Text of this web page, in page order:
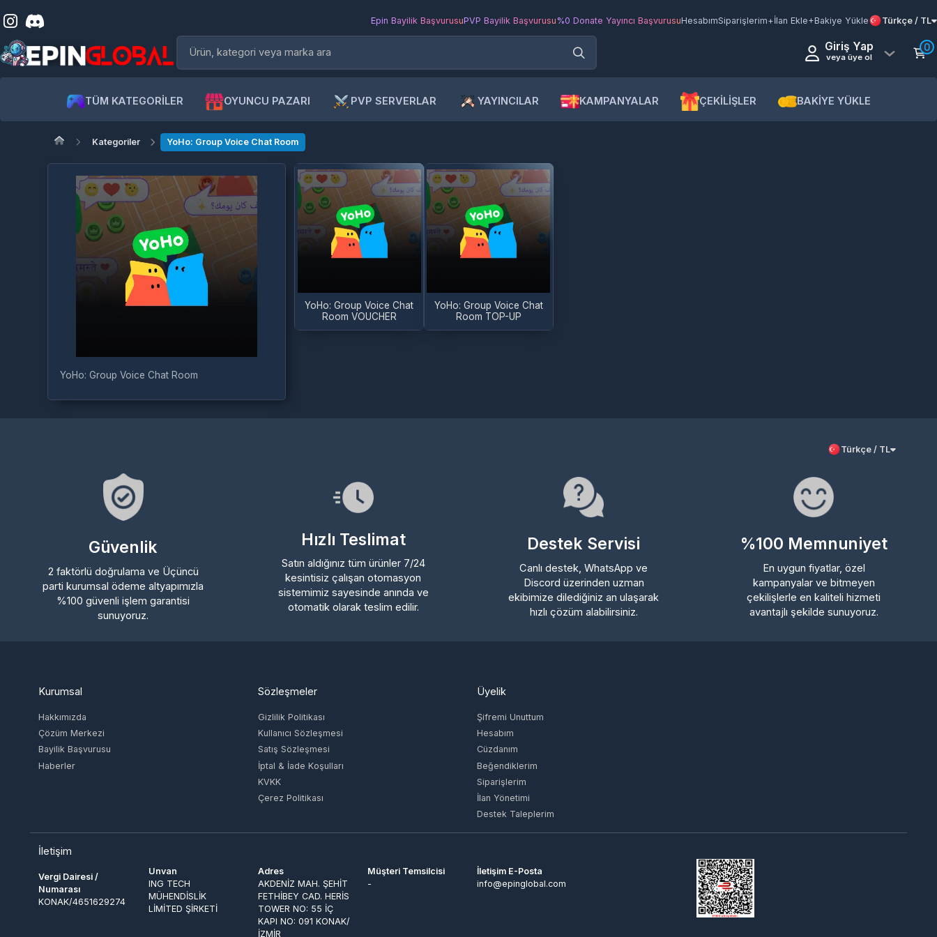
Epin Bayilik BaşvurusuPVP Bayilik Başvurusu%0 Donate Yayıncı BaşvurusuHesabımSiparişlerim+İlan Ekle+Bakiye Yükle Türkçe / TL
Giriş Yap
veya üye ol
TÜM KATEGORİLER OYUNCU PAZARI PVP SERVERLAR YAYINCILAR KAMPANYALAR ÇEKİLİŞLER BAKİYE YÜKLE
Kategoriler YoHo: Group Voice Chat Room
YoHo: Group Voice Chat
Room VOUCHER
YoHo: Group Voice Chat
Room TOP-UP
Güvenlik
2 faktörlü doğrulama ve Üçüncü
parti kurumsal ödeme altyapımızla
%100 güvenli işlem garantisi
sunuyoruz.
Hızlı Teslimat
Satın aldığınız tüm ürünler 7/24
sistemimiz sayesinde anında ve
otomatik olarak teslim edilir.
Destek Servisi
Canlı destek, WhatsApp ve
ekibimize dilediğiniz an ulaşarak
hızlı çözüm alabilirsiniz.
%100 Memnuniyet
En uygun fiyatlar, özel
çekilişlerle en kaliteli hizmeti
avantajlı şekilde sunuyoruz.
Hakkımızda
Bayilik Başvurusu
Haberler
Gizlilik Politikası
Satış Sözleşmesi
İptal & İade Koşulları
KVKK
Çerez Politikası
Şifremi Unuttum
Cüzdanım
Beğendiklerim
Siparişlerim
İlan Yönetimi
Destek Taleplerim
Vergi Dairesi /
Numarası
LİMİTED ŞİRKETİ
TOWER NO: 55 İÇ
KAPI NO: 091 KONAK/
İZMİR